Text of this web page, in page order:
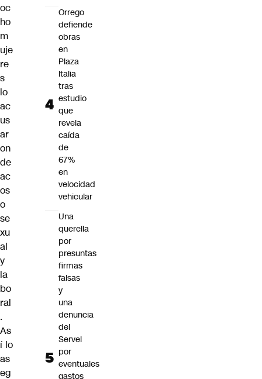
oc
ho
m
uje
re
s
lo
ac
us
ar
on
de
ac
os
o
se
xu
al
y
la
bo
ral
.
As
í lo
as
eg
Orrego
defiende
obras
en
Plaza
Italia
tras
estudio
que
revela
caída
de
67%
en
velocidad
vehicular
Una
querella
por
presuntas
firmas
falsas
y
una
denuncia
del
Servel
por
eventuales
gastos